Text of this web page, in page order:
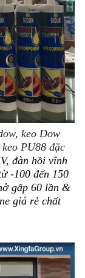
keo Dow
PU88 đặc
đàn hồi vĩnh
-100 đến 150
gấp 60 lần &
giá rẻ chất